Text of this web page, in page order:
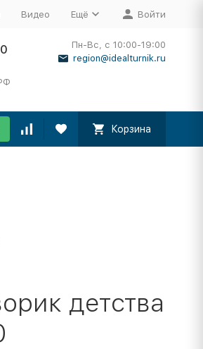
Видео Ещё Войти
Пн-Вс, с 10:00-19:00
region@idealturnik.ru
Корзина
детства